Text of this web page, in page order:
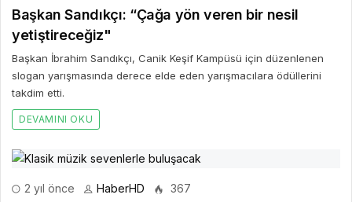
Başkan Sandıkçı: “Çağa yön veren bir nesil
yetiştireceğiz"
Başkan İbrahim Sandıkçı, Canik Keşif Kampüsü için düzenlenen
slogan yarışmasında derece elde eden yarışmacılara ödüllerini
takdim etti.
DEVAMINI OKU
2 yıl önce HaberHD 367